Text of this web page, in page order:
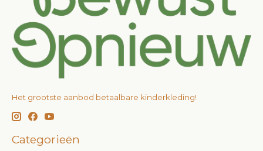
Het grootste aanbod betaalbare kinderkleding!
Categorieën